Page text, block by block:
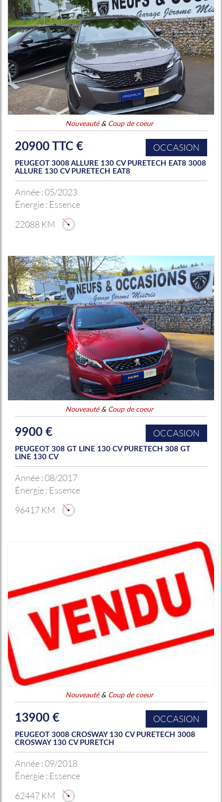
Nouveauté& Coup de coeur
20900 TTC € OCCASION
PEUGEOT 3008 ALLURE 130 CV PURETECH EAT8 3008
ALLURE 130 CV PURETECH EAT8
Année :05/2023
Énergie : Essence
22088 KM
Nouveauté& Coup de coeur
9900 € OCCASION
PEUGEOT 308 GT LINE 130 CV PURETECH 308 GT
LINE 130 CV
Année :08/2017
Énergie : Essence
96417 KM
Nouveauté& Coup de coeur
13900 € OCCASION
PEUGEOT 3008 CROSWAY 130 CV PURETECH 3008
CROSWAY 130 CV PURETCH
Année :09/2018
Énergie : Essence
62447 KM